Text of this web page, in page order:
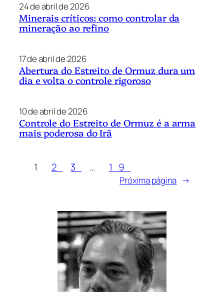
24 de abril de 2026
Minerais críticos: como controlar da
mineração ao refino
17 de abril de 2026
Abertura do Estreito de Ormuz dura um
dia e volta o controle rigoroso
10 de abril de 2026
Controle do Estreito de Ormuz é a arma
mais poderosa do Irã
1 2 3 … 19
Próxima página →